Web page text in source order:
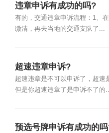
违章申诉有成功的吗?
有的，交通违章申诉流程：1、
缴清，再去当地的交通支队了...
超速违章申诉?
超速违章是不可以申诉了，超速
但是你超速违章了是申诉不了的
预选号牌申诉有成功的